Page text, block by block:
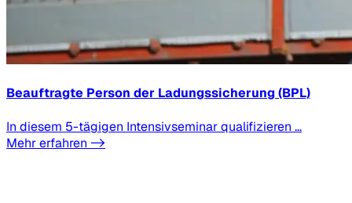
Beauftragte Person der Ladungssicherung (BPL)
In diesem 5-tägigen Intensivseminar qualifizieren ...
Mehr erfahren ->